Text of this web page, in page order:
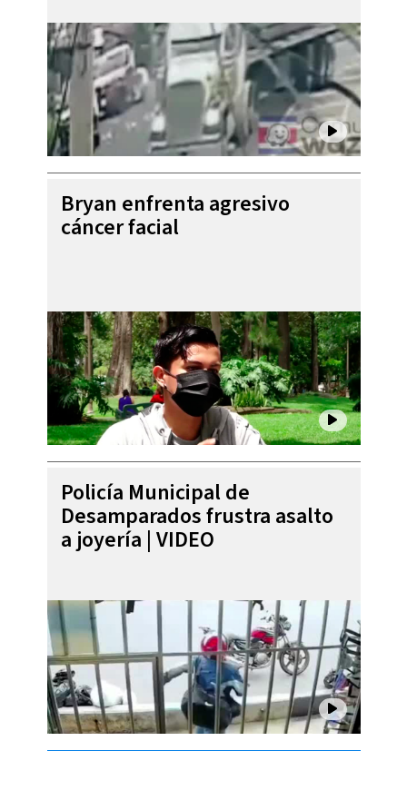
Bryan enfrenta agresivo
cáncer facial
Policía Municipal de
Desamparados frustra asalto
a joyería | VIDEO